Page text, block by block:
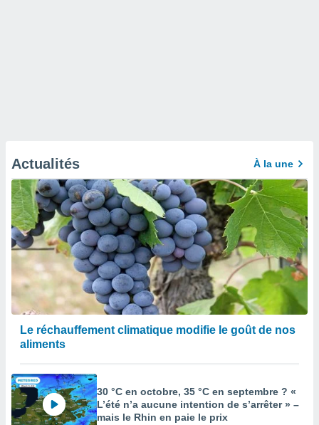
Actualités À la une
Le réchauffement climatique modifie le goût de nos
aliments
30 °C en octobre, 35 °C en septembre ? «
L’été n’a aucune intention de s’arrêter » –
mais le Rhin en paie le prix